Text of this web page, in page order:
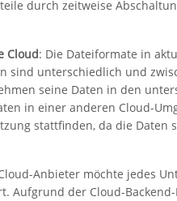
durch zeitweise
Cloud: Die Dateiformate in
sind unterschiedlich und
seine Daten in den
in einer anderen Cloud-
stattfinden, da die Daten
Anbieter möchte jedes
Aufgrund der Cloud-